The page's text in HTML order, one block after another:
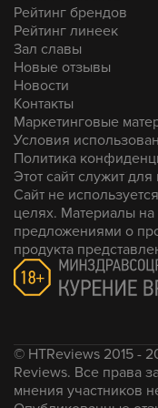
Турка Cosmobowl,
касанием. Первые
делать через 7 минут.
Рейтинг брендов
Рейтинг линеек
Зал славы
Новые отзывы
Новости
Контакты
Маркетинговые
Условия
Политика
Этот сайт служит
Сайт не
целях. Материалы на
предложениями о
продукта
© HTReviews 2015 -
Reviews. Все права
мнения участников